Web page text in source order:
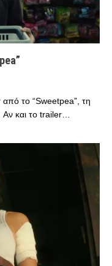
το “Sweetpea”, τη
Αν και το trailer…